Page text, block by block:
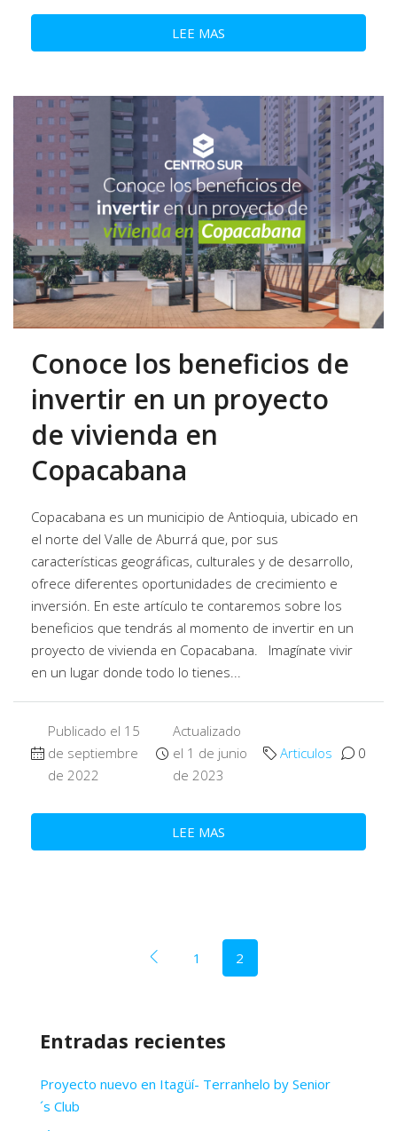
LEE MAS
Conoce los beneficios de
invertir en un proyecto
de vivienda en
Copacabana
Copacabana es un municipio de Antioquia, ubicado en
el norte del Valle de Aburrá que, por sus
características geográficas, culturales y de desarrollo,
ofrece diferentes oportunidades de crecimiento e
inversión. En este artículo te contaremos sobre los
beneficios que tendrás al momento de invertir en un
proyecto de vivienda en Copacabana. Imagínate vivir
en un lugar donde todo lo tienes...
Publicado el 15
de septiembre
de 2022
Actualizado
el 1 de junio
de 2023
Articulos 0
LEE MAS
1 2
Entradas recientes
Proyecto nuevo en Itagüí- Terranhelo by Senior
´s Club